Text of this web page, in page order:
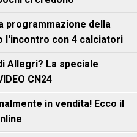
programmazione della
l'incontro con 4 calciatori
Allegri? La speciale
CN24
in vendita! Ecco il